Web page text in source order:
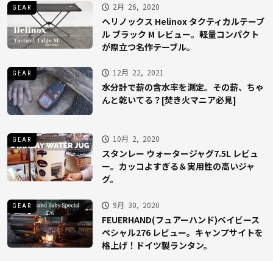
GEAR 2月 26, 2020
ヘリノックス Helinox タクティカルテーブ
ル ブラック M レビュー。軽量コンパクト
が際立つ名作テーブル。
GEAR 12月 22, 2021
水分計で薪の含水率を測定。その薪、ちゃ
んと乾いてる？[焚き火マニア必見]
GEAR 10月 2, 2020
スタンレー ウォータージャグ7.5L レビュ
ー。カッコよすぎる＆実用性の高いジャ
グ。
GEAR 9月 30, 2020
FEUERHAND(フュアーハンド)ベイビース
ペシャル276 レビュー。キャンプサイトを
格上げ！ドイツ製ランタン。